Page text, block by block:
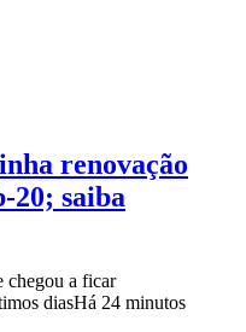
renovação
20; saiba
chegou a ficar
diasHá 24 minutos